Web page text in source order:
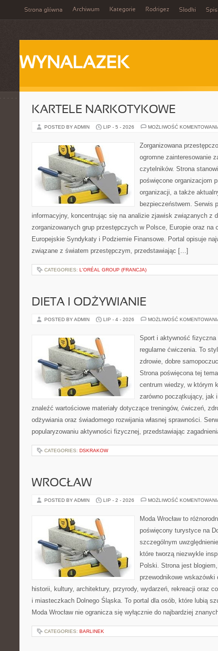
Strona główna Archiwum Kategorie Rodrigez Słodki Spis
WYNALAZEK
KARTELE NARKOTYKOWE
POSTED BY ADMIN LIP - 5 - 2026 MOŻLIWOŚĆ
Zorganizowana
ogromne zainteresowanie
czytelników. Strona
poświęcone organizacjom
organizacji, a także
bezpieczeństwem. Serwis
informacyjny, koncentrując się na analizie zjawisk związanych z
zorganizowanych grup przestępczych w Polsce, Europie oraz na
Europejskie Syndykaty i Podziemie Finansowe. Portal opisuje
związane z światem przestępczym, przedstawiając […]
CATEGORIES: L'ORÉAL GROUP (FRANCJA)
DIETA I ODŻYWIANIE
POSTED BY ADMIN LIP - 4 - 2026 MOŻLIWOŚĆ
Sport i aktywność
regularne ćwiczenia. To
zdrowie, dobre
Strona poświęcona tej
centrum wiedzy, w którym
zarówno początkujący, jak
znaleźć wartościowe materiały dotyczące treningów, ćwiczeń,
odżywiania oraz świadomego rozwijania własnej sprawności.
popularyzowaniu aktywności fizycznej, przedstawiając
CATEGORIES: DSKRAKOW
WROCŁAW
POSTED BY ADMIN LIP - 2 - 2026 MOŻLIWOŚĆ
Moda Wrocław to
poświęcony turystyce na
szczególnym
które tworzą niezwykle
Polski. Strona jest
przewodnikowe
historii, kultury, architektury, przyrody, wydarzeń, rekreacji oraz
i miasteczkach Dolnego Śląska. To portal dla osób, które lubią
Moda Wrocław nie ogranicza się wyłącznie do najbardziej
CATEGORIES: BARLINEK